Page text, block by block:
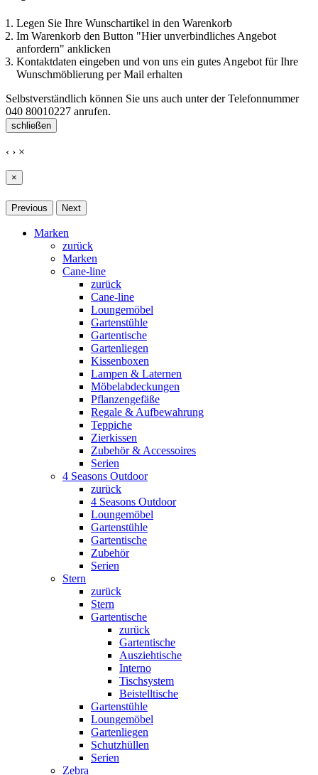
Legen Sie Ihre Wunschartikel in den Warenkorb
Im Warenkorb den Button "Hier unverbindliches Angebot
anfordern" anklicken
Kontaktdaten eingeben und von uns ein gutes Angebot für Ihre
Wunschmöblierung per Mail erhalten
Selbstverständlich können Sie uns auch unter der Telefonnummer
040 80010227 anrufen.
schließen
‹ › ×
×
Previous Next
Marken
zurück
Marken
Cane-line
zurück
Cane-line
Loungemöbel
Gartenstühle
Gartentische
Gartenliegen
Kissenboxen
Lampen & Laternen
Möbelabdeckungen
Pflanzengefäße
Regale & Aufbewahrung
Teppiche
Zierkissen
Zubehör & Accessoires
Serien
4 Seasons Outdoor
zurück
4 Seasons Outdoor
Loungemöbel
Gartenstühle
Gartentische
Zubehör
Serien
Stern
zurück
Stern
Gartentische
zurück
Gartentische
Ausziehtische
Interno
Tischsystem
Beistelltische
Gartenstühle
Loungemöbel
Gartenliegen
Schutzhüllen
Serien
Zebra